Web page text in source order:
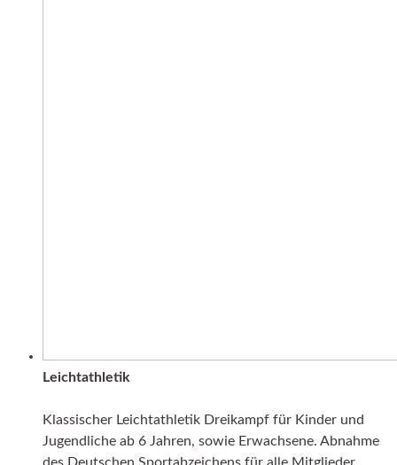
Leichtathletik
Klassischer Leichtathletik Dreikampf für Kinder und
Jugendliche ab 6 Jahren, sowie Erwachsene. Abnahme